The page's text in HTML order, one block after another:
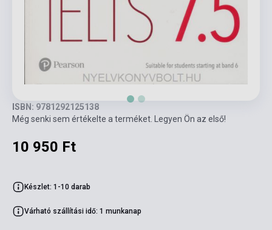
ISBN: 9781292125138
Még senki sem értékelte a terméket. Legyen Ön az első!
10 950 Ft
Készlet: 1-10 darab
Várható szállítási idő: 1 munkanap